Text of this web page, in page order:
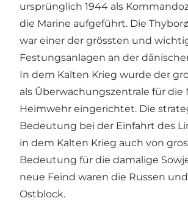
ursprünglich 1944 als
die Marine aufgeführt. Die
war einer der grössten und
Festungsanlagen an der
In dem Kalten Krieg wurde der
als Ûberwachungszentrale für die
Heimwehr eingerichtet. Die
Bedeutung bei der Einfahrt des
in dem Kalten Krieg auch von
Bedeutung für die damalige
neue Feind waren die Russen
Ostblock.